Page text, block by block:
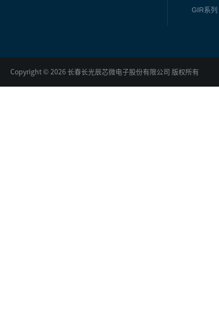
GIR系列
Copyright © 2026 长春长光辰芯微电子股份有限公司 版权所有